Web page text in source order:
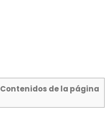
Contenidos de la página